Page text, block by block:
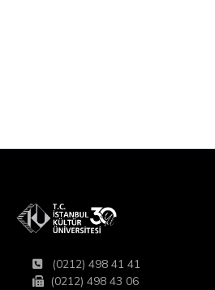
(0212) 498 41 41
(0212) 498 43 06